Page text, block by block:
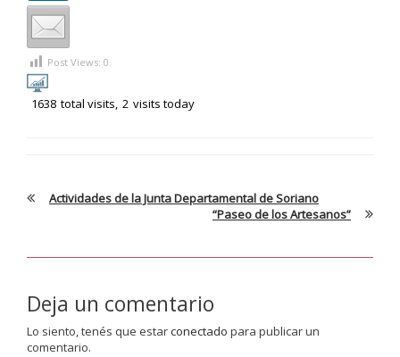
Post Views: 0
1638 total visits, 2 visits today
Actividades de la Junta Departamental de Soriano
“Paseo de los Artesanos”
Deja un comentario
Lo siento, tenés que estarconectado para publicar un
comentario.